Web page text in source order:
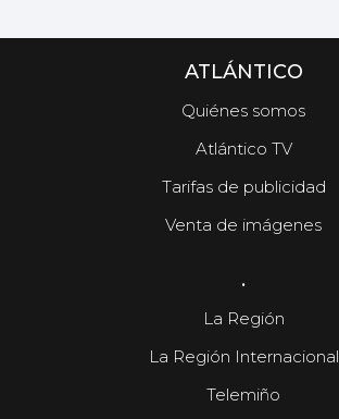
ATLÁNTICO
Quiénes somos
Atlántico TV
Tarifas de publicidad
Venta de imágenes
.
La Región
La Región Internacional
Telemiño